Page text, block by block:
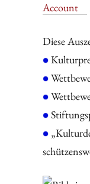
Account
Diese